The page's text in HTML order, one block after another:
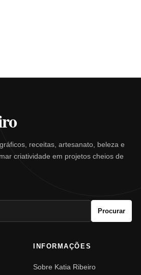
receitas, artesanato, beleza e
criatividade em projetos cheios de
Procurar
INFORMAÇÕES
Sobre Katia Ribeiro